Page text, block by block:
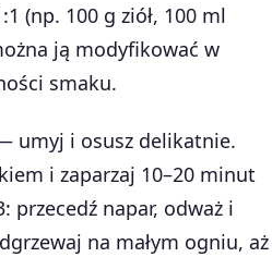
(np. 100 g ziół, 100 ml
ją modyfikować w
smaku.
umyj i osusz delikatnie.
i zaparzaj 10–20 minut
przecedź napar, odważ i
na małym ogniu, aż